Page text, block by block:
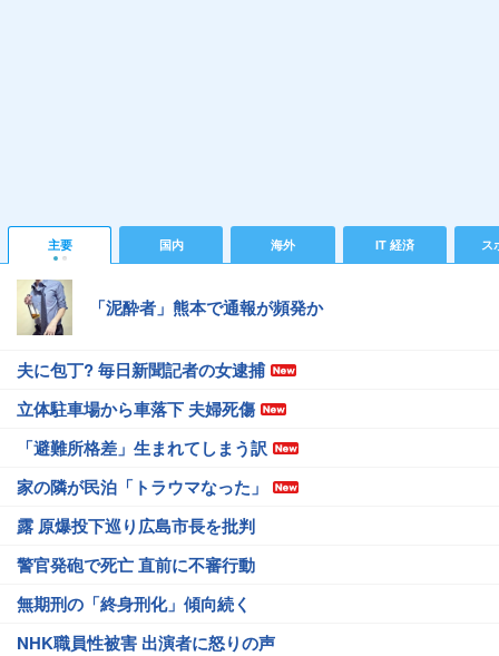
主要 国内 海外 IT 経済 ス
「泥酔者」熊本で通報が頻発か
夫に包丁? 毎日新聞記者の女逮捕
立体駐車場から車落下 夫婦死傷
「避難所格差」生まれてしまう訳
家の隣が民泊「トラウマなった」
露 原爆投下巡り広島市長を批判
警官発砲で死亡 直前に不審行動
無期刑の「終身刑化」傾向続く
NHK職員性被害 出演者に怒りの声